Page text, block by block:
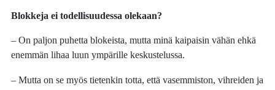
Blokkeja ei todellisuudessa olekaan?
– On paljon puhetta blokeista, mutta minä kaipaisin vähän ehkä
enemmän lihaa luun ympärille keskustelussa.
– Mutta on se myös tietenkin totta, että vasemmiston, vihreiden ja